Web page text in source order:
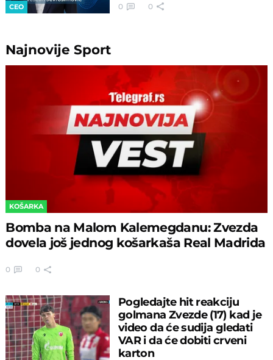
CEO 0 0
NajnovijeSport
KOŠARKA
Bomba na Malom Kalemegdanu: Zvezda
dovela još jednog košarkaša Real Madrida
0 0
Pogledajte hit reakciju
golmana Zvezde (17) kad je
video da će sudija gledati
VAR i da će dobiti crveni
karton